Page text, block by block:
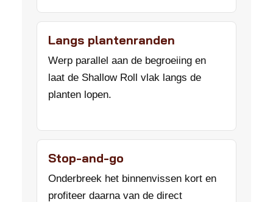
Langs plantenranden
Werp parallel aan de begroeiing en
laat de Shallow Roll vlak langs de
planten lopen.
Stop-and-go
Onderbreek het binnenvissen kort en
profiteer daarna van de direct